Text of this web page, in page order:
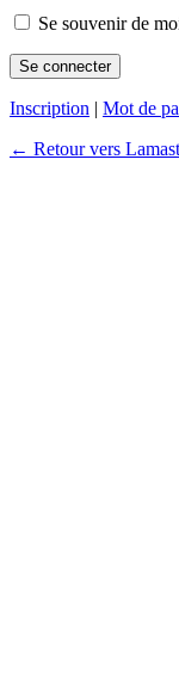
Se souvenir de
Inscription | Mot de
← Retour vers